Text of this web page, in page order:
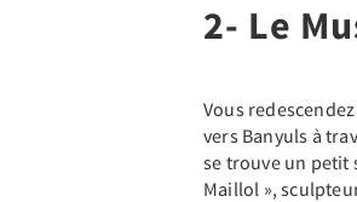
2- Le
Vous
vers Banyuls à
se trouve un petit
Maillol »,